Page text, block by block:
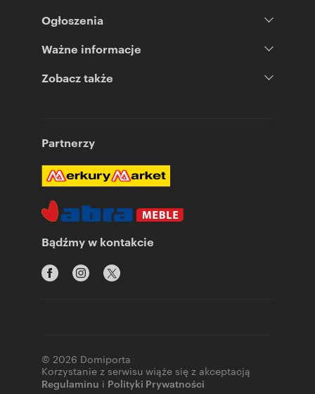
Ogłoszenia
Ważne informacje
Zobacz także
Partnerzy
Bądźmy w kontakcie
© 2026 Domiporta
Korzystanie z serwisu wiąże się z akceptacją
Regulaminu i Polityki Prywatności